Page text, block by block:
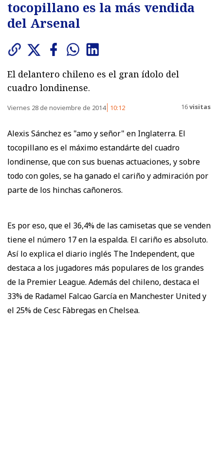
tocopillano es la más vendida
del Arsenal
El delantero chileno es el gran ídolo del
cuadro londinense.
Viernes 28 de noviembre de 2014 10:12 16visitas
Alexis Sánchez es "amo y señor" en Inglaterra. El
tocopillano es el máximo estandárte del cuadro
londinense, que con sus buenas actuaciones, y sobre
todo con goles, se ha ganado el cariño y admiración por
parte de los hinchas cañoneros.
Es por eso, que el 36,4% de las camisetas que se venden
tiene el número 17 en la espalda. El cariño es absoluto.
Así lo explica el diario inglés The Independent, que
destaca a los jugadores más populares de los grandes
de la Premier League. Además del chileno, destaca el
33% de Radamel Falcao García en Manchester United y
el 25% de Cesc Fàbregas en Chelsea.